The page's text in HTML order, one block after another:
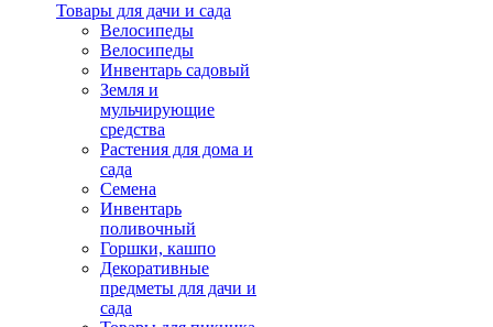
Товары для дачи и сада
Велосипеды
Велосипеды
Инвентарь садовый
Земля и
мульчирующие
средства
Растения для дома и
сада
Семена
Инвентарь
поливочный
Горшки, кашпо
Декоративные
предметы для дачи и
сада